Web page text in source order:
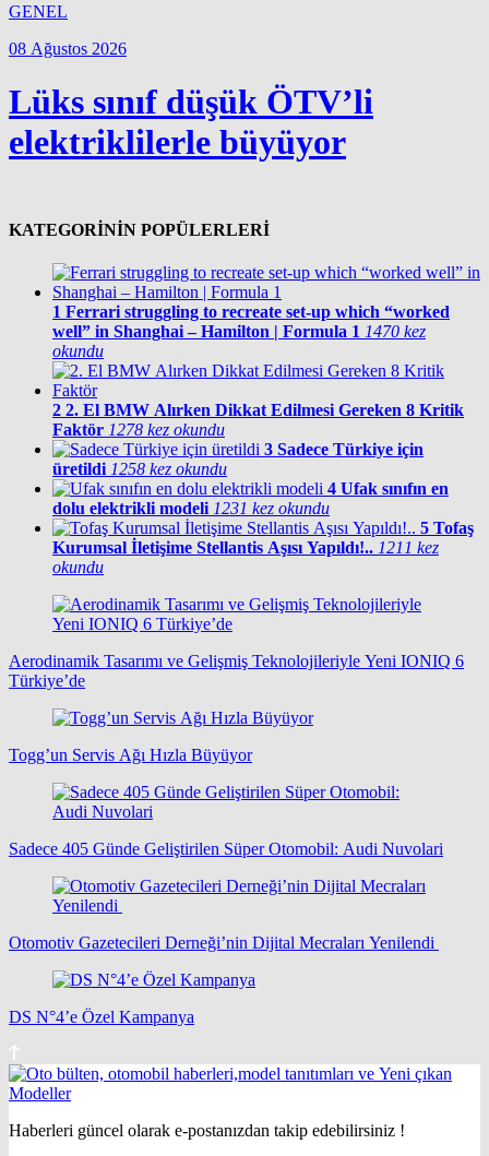
GENEL
08 Ağustos 2026
Lüks sınıf düşük ÖTV’li
elektriklilerle büyüyor
KATEGORİNİN POPÜLERLERİ
1 Ferrari struggling to recreate set-up which “worked
well” in Shanghai – Hamilton | Formula 1 1470 kez
okundu
2 2. El BMW Alırken Dikkat Edilmesi Gereken 8 Kritik
Faktör 1278 kez okundu
3 Sadece Türkiye için
üretildi 1258 kez okundu
4 Ufak sınıfın en
dolu elektrikli modeli 1231 kez okundu
5 Tofaş
Kurumsal İletişime Stellantis Aşısı Yapıldı!.. 1211 kez
okundu
Aerodinamik Tasarımı ve Gelişmiş Teknolojileriyle Yeni IONIQ 6
Türkiye’de
Togg’un Servis Ağı Hızla Büyüyor
Sadece 405 Günde Geliştirilen Süper Otomobil: Audi Nuvolari
Otomotiv Gazetecileri Derneği’nin Dijital Mecraları Yenilendi
DS N°4’e Özel Kampanya
Haberleri güncel olarak e-postanızdan takip edebilirsiniz !